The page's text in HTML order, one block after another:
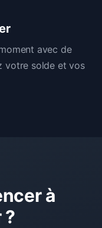
avec de
votre solde et vos
à
?